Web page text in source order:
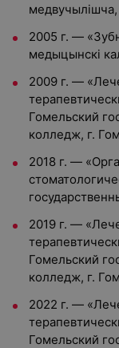
2005 г. —
медыцынскі
2009 г. —
Гомельский
колледж, г.
2018 г. —
2019 г. —
Гомельский
колледж, г.
2022 г. —
Гомельский